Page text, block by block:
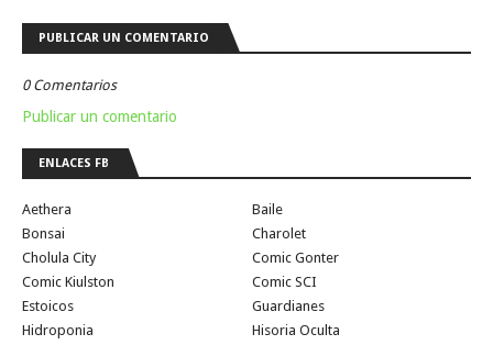
PUBLICAR UN COMENTARIO
0 Comentarios
Publicar un comentario
ENLACES FB
Aethera
Baile
Bonsai
Charolet
Cholula City
Comic Gonter
Comic Kiulston
Comic SCI
Estoicos
Guardianes
Hidroponia
Hisoria Oculta